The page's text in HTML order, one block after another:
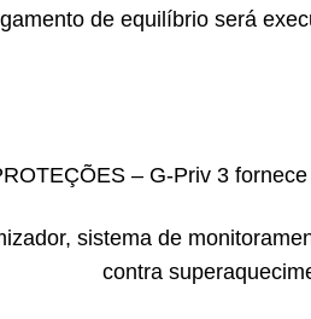
de equilíbrio será
– G-Priv 3
sistema de
contra